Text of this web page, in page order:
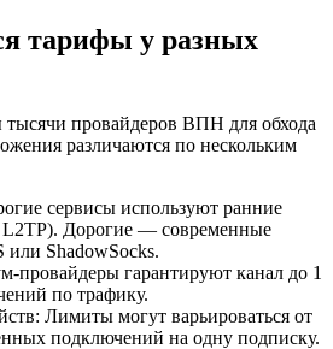
тарифы у разных
провайдеров ВПН для обхода
различаются по нескольким
сервисы используют ранние
L2TP). Дорогие — современные
или ShadowSocks.
провайдеры гарантируют канал до 1
по трафику.
Лимиты могут варьироваться от
подключений на одну подписку.